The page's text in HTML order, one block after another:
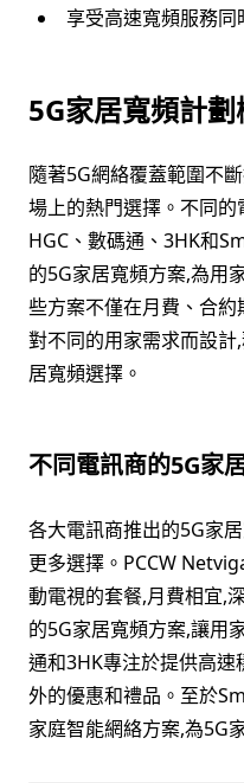
享受高速寬頻服務
5G家居寬頻計
隨著5G網絡覆蓋範圍不
場上的熱門選擇。不同
HGC、數碼通、3HK和
的5G家居寬頻方案,為用
些方案不僅在月費、合
對不同的用家需求而設
居寬頻選擇。
不同電訊商的5G家
各大電訊商推出的5G家
更多選擇。PCCW
動電視的套餐,月費相宜,
的5G家居寬頻方案,讓用
通和3HK專注於提供高
外的優惠和禮品。至於
家庭智能網絡方案,為5G